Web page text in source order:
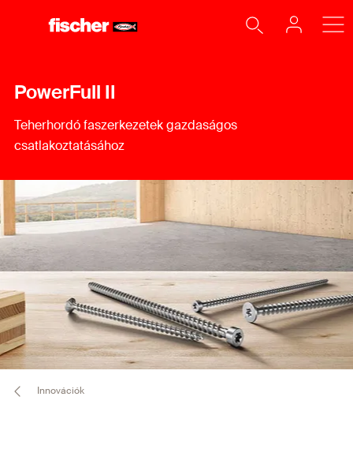
PowerFull II
Teherhordó faszerkezetek gazdaságos
csatlakoztatásához
Innovációk